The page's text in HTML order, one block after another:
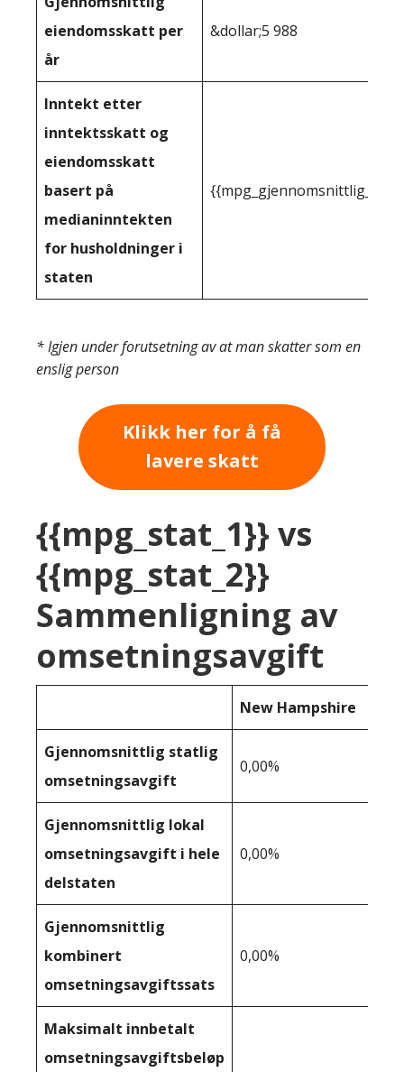
eiendomsskatt per
år
&dollar;5 988
Inntekt etter
inntektsskatt og
eiendomsskatt
basert på
medianinntekten
for husholdninger i
staten
* Igjen under forutsetning av at man skatter som en
enslig person
Klikk her for å få
lavere skatt
{{mpg_stat_1}} vs
{{mpg_stat_2}}
Sammenligning av
omsetningsavgift
New Hampshire
Gjennomsnittlig statlig
omsetningsavgift
0,00%
Gjennomsnittlig lokal
omsetningsavgift i hele
delstaten
0,00%
Gjennomsnittlig
kombinert
omsetningsavgiftssats
0,00%
Maksimalt innbetalt
omsetningsavgiftsbeløp